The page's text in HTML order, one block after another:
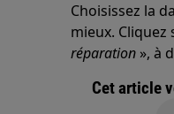
Choisissez la
mieux. Cliquez
réparation », à
Cet article